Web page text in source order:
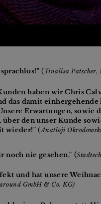
( Tinalisa
haben wir Chris
das damit
Erwartungen,
den unser Kunde
wieder!" (Anatloji
noch nie gesehen." (
und hat unsere
GmbH & Co. KG)